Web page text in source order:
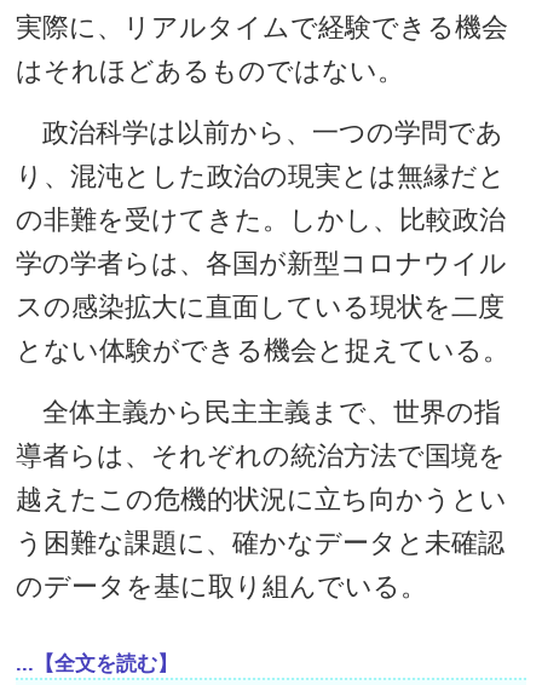
実際に、リアルタイムで経験できる機会
はそれほどあるものではない。
政治科学は以前から、一つの学問であ
り、混沌とした政治の現実とは無縁だと
の非難を受けてきた。しかし、比較政治
学の学者らは、各国が新型コロナウイル
スの感染拡大に直面している現状を二度
とない体験ができる機会と捉えている。
全体主義から民主主義まで、世界の指
導者らは、それぞれの統治方法で国境を
越えたこの危機的状況に立ち向かうとい
う困難な課題に、確かなデータと未確認
のデータを基に取り組んでいる。
...【全文を読む】